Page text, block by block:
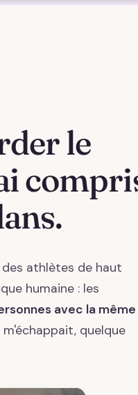
le
athlètes de haut
humaine : les
avec la même
quelque